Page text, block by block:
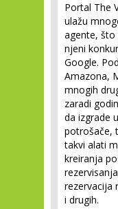
Portal The
ulažu
agente,
njeni
Google.
Amazona,
mnogih
zaradi
da izgrade
potrošače,
takvi alati
kreiranja
rezervacija
i drugih.